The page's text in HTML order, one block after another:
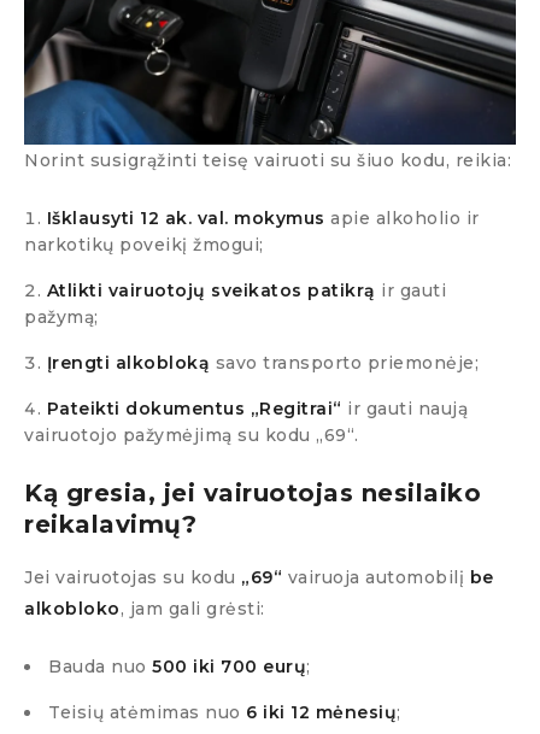
Norint susigrąžinti teisę vairuoti su šiuo kodu, reikia:
Išklausyti 12 ak. val. mokymus apie alkoholio ir
narkotikų poveikį žmogui;
Atlikti vairuotojų sveikatos patikrą ir gauti
pažymą;
Įrengti alkobloką savo transporto priemonėje;
Pateikti dokumentus „Regitrai“ ir gauti naują
vairuotojo pažymėjimą su kodu „69“.
Ką gresia, jei vairuotojas nesilaiko
reikalavimų?
Jei vairuotojas su kodu „69“ vairuoja automobilį be
alkobloko, jam gali grėsti:
Bauda nuo 500 iki 700 eurų;
Teisių atėmimas nuo 6 iki 12 mėnesių;